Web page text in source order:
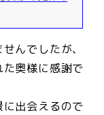
んでしたが、
奥様に感謝で
出会えるので